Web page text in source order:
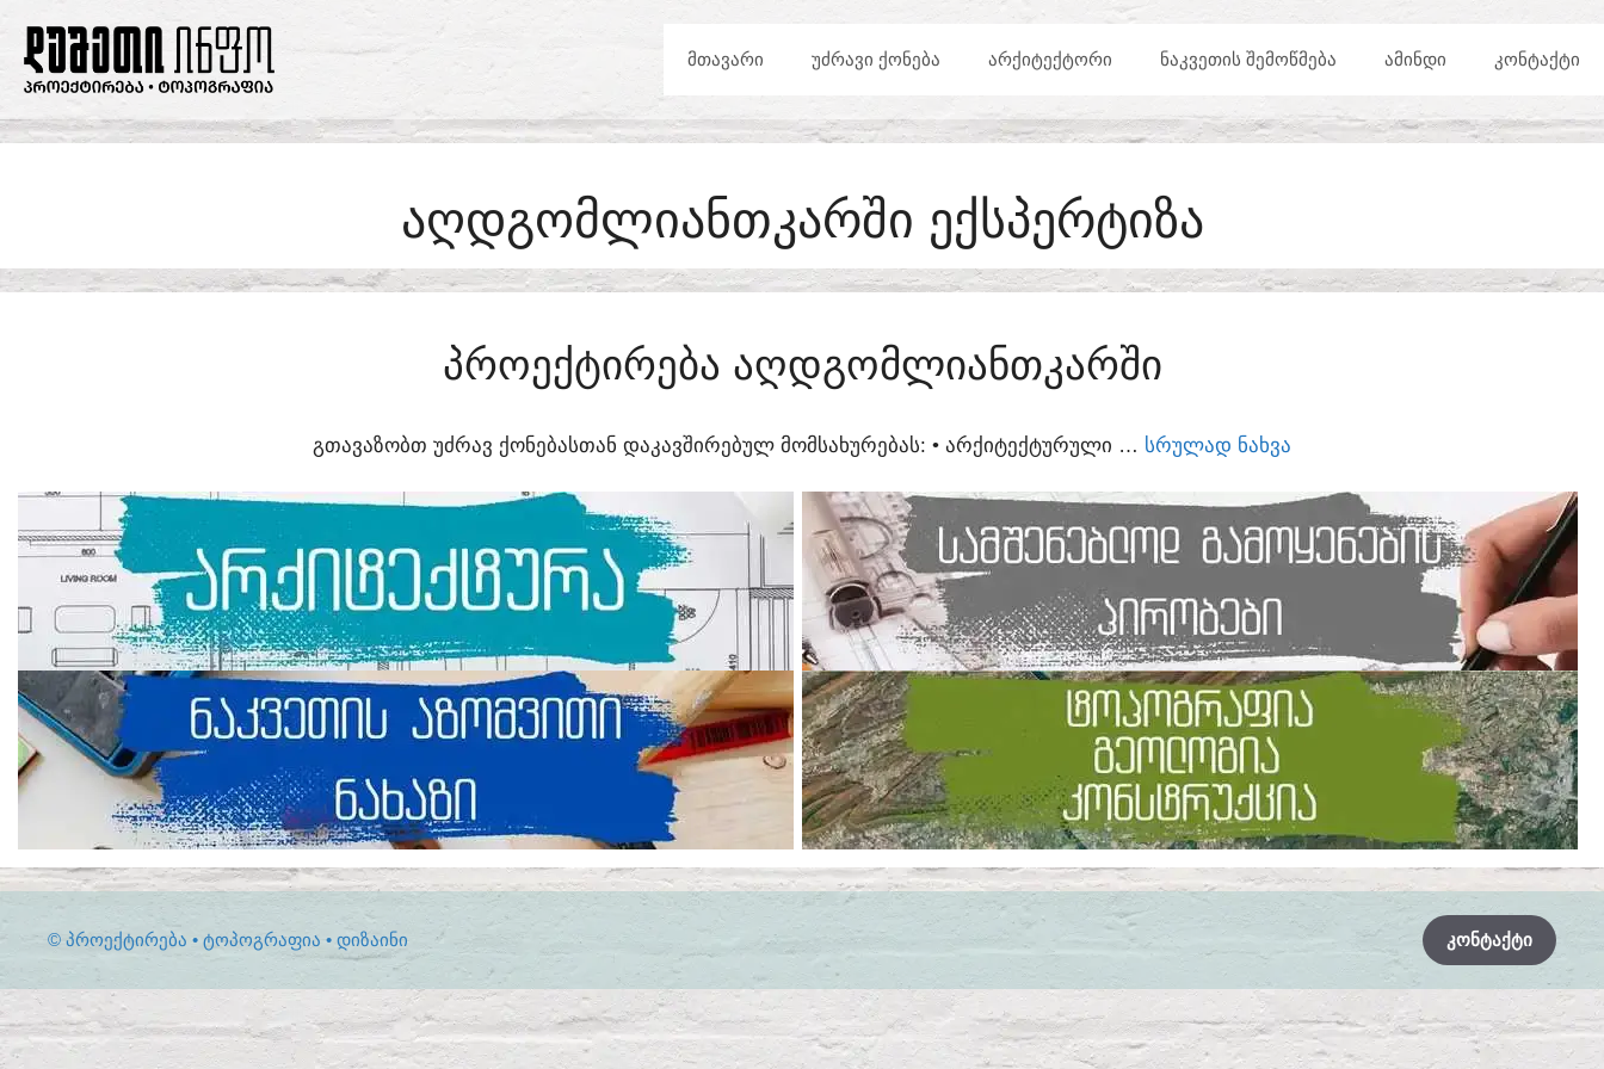
CONTENT
ᲛᲗᲐᲕᲐᲠᲘ ᲣᲫᲠᲐᲕᲘ ᲥᲝᲜᲔᲑᲐ ᲐᲠᲥᲘᲢᲔᲥᲢᲝᲠᲘ ᲜᲐᲙᲕᲔᲗᲘᲡ ᲨᲔᲛᲝᲬᲛᲔᲑᲐ ᲐᲛᲘᲜᲓᲘ ᲙᲝᲜᲢᲐᲥᲢᲘ
ᲐᲦᲓᲒᲝᲛᲚᲘᲐᲜᲗᲙᲐᲠᲨᲘ ᲔᲥᲡᲞᲔᲠᲢᲘᲖᲐ
ᲞᲠᲝᲔᲥᲢᲘᲠᲔᲑᲐ ᲐᲦᲓᲒᲝᲛᲚᲘᲐᲜᲗᲙᲐᲠᲨᲘ
ᲒᲗᲐᲕᲐᲖᲝᲑᲗ ᲣᲫᲠᲐᲕ ᲥᲝᲜᲔᲑᲐᲡᲗᲐᲜ ᲓᲐᲙᲐᲕᲨᲘᲠᲔᲑᲣᲚ ᲛᲝᲛᲡᲐᲮᲣᲠᲔᲑᲐᲡ:​ • ᲐᲠᲥᲘᲢᲔᲥᲢᲣᲠᲣᲚᲘ … ᲡᲠᲣᲚᲐᲓ ᲜᲐᲮᲕᲐ
ᲙᲝᲜᲢᲐᲥᲢᲘ
© ᲞᲠᲝᲔᲥᲢᲘᲠᲔᲑᲐ • ᲢᲝᲞᲝᲒᲠᲐᲤᲘᲐ • ᲓᲘᲖᲐᲘᲜᲘ